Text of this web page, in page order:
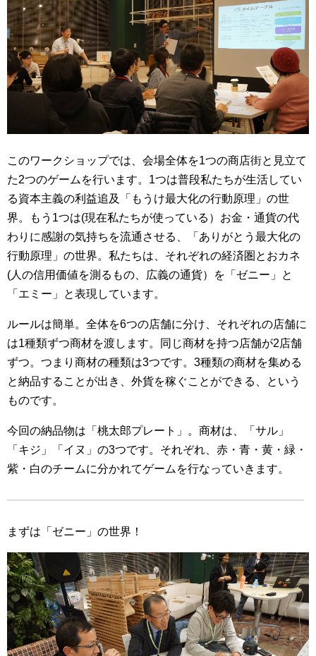
このワークショップでは、会場全体を1つの商店街と見立て
た2つのゲームを行います。1つは普段私たちが生活してい
る資本主義の利益追及「もうけ最大化の行動原理」の世
界。もう1つは(現在私たちが使っている）お金・通貨の代
わりに感謝の気持ちを流通させる、「ありがとう最大化の
行動原理」の世界。私たちは、それぞれの経済圏とおカネ
(人の信用価値を測るもの、広義の通貨）を「ゼニー」と
「エミー」と表現しています。
ルールは簡単。全体を6つの店舗に分け、それぞれの店舗に
は1種類ずつ商材を渡します。同じ商材を持つ店舗が2店舗
ずつ。つまり商材の種類は3つです。3種類の商材を集める
と納品することが出き、外貨を稼ぐことができる、という
ものです。
今回の納品物は「桃太郎プレート」。商材は、「サル」
「キジ」「イヌ」の3つです。それぞれ、赤・青・黄・緑・
紫・白のチームに分かれてゲームを行なっていきます。
まずは「ゼニー」の世界！